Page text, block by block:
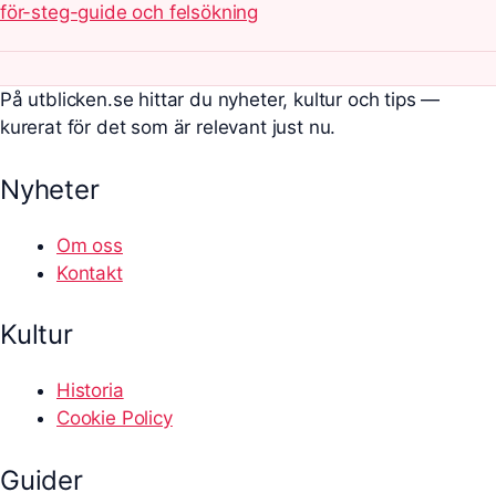
för-steg-guide och felsökning
På utblicken.se hittar du nyheter, kultur och tips —
kurerat för det som är relevant just nu.
Nyheter
Om oss
Kontakt
Kultur
Historia
Cookie Policy
Guider